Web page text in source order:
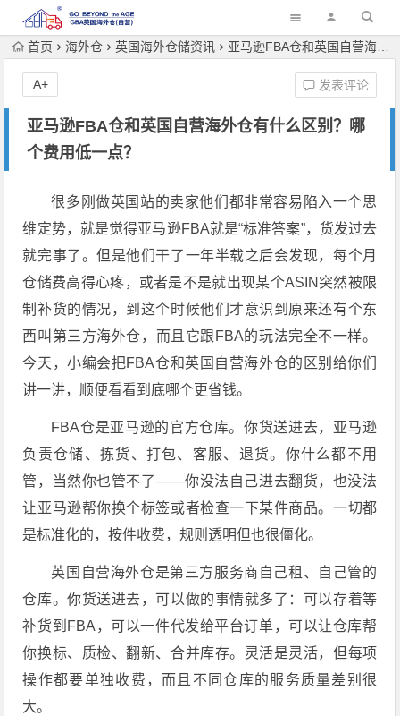
首页 海外仓 英国海外仓储资讯 亚马逊FBA仓和英国自营海外仓有什么区别？哪个费用低一点？
亚马逊FBA仓和英国自营海外仓有什么区别？哪
个费用低一点？
发表评论
A+
很多刚做英国站的卖家他们都非常容易陷入一个思
维定势，就是觉得亚马逊FBA就是“标准答案”，货发过去
就完事了。但是他们干了一年半载之后会发现，每个月
仓储费高得心疼，或者是不是就出现某个ASIN突然被限
制补货的情况，到这个时候他们才意识到原来还有个东
西叫第三方海外仓，而且它跟FBA的玩法完全不一样。
今天，小编会把FBA仓和英国自营海外仓的区别给你们
讲一讲，顺便看看到底哪个更省钱。
FBA仓是亚马逊的官方仓库。你货送进去，亚马逊
负责仓储、拣货、打包、客服、退货。你什么都不用
管，当然你也管不了——你没法自己进去翻货，也没法
让亚马逊帮你换个标签或者检查一下某件商品。一切都
是标准化的，按件收费，规则透明但也很僵化。
英国自营海外仓是第三方服务商自己租、自己管的
仓库。你货送进去，可以做的事情就多了：可以存着等
补货到FBA，可以一件代发给平台订单，可以让仓库帮
你换标、质检、翻新、合并库存。灵活是灵活，但每项
操作都要单独收费，而且不同仓库的服务质量差别很
大。